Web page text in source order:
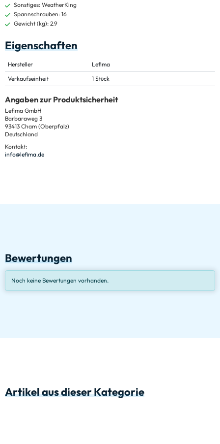
Sonstiges: WeatherKing
Spannschrauben: 16
Gewicht (kg): 2.9
Eigenschaften
Hersteller
Lefima
Verkaufseinheit
1 Stück
Angaben zur Produktsicherheit
Lefima GmbH
Barbaraweg 3
93413 Cham (Oberpfalz)
Deutschland
Kontakt:
info@lefima.de
Bewertungen
Noch keine Bewertungen vorhanden.
Artikel aus dieser Kategorie